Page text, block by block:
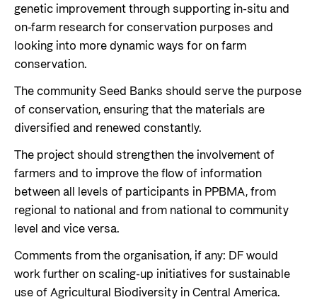
genetic improvement through supporting in-situ and
on-farm research for conservation purposes and
looking into more dynamic ways for on farm
conservation.
The community Seed Banks should serve the purpose
of conservation, ensuring that the materials are
diversified and renewed constantly.
The project should strengthen the involvement of
farmers and to improve the flow of information
between all levels of participants in PPBMA, from
regional to national and from national to community
level and vice versa.
Comments from the organisation, if any: DF would
work further on scaling-up initiatives for sustainable
use of Agricultural Biodiversity in Central America.